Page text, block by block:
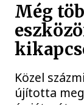
Még
Közel
újította